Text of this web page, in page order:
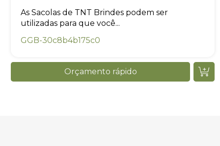
As Sacolas de TNT Brindes podem ser
utilizadas para que você...
GGB-30c8b4b175c0
Orçamento rápido